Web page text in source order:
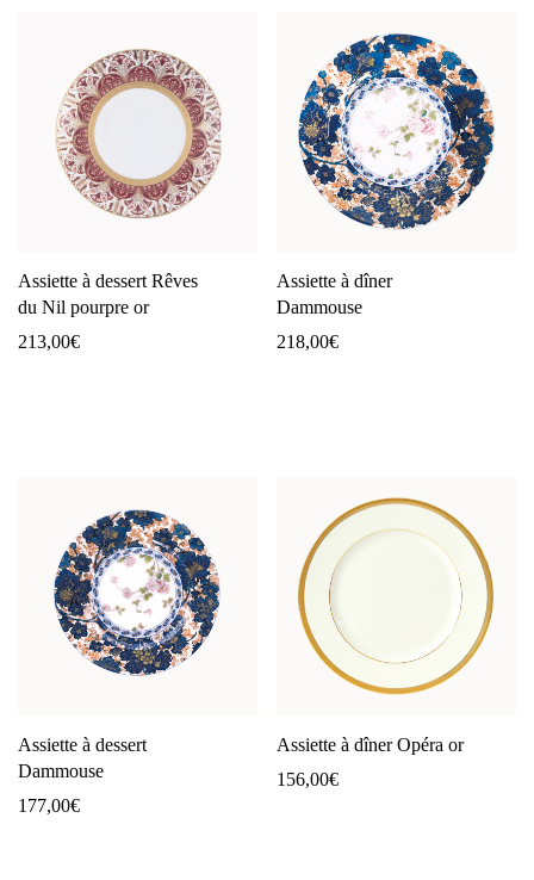
Assiette à dessert Rêves
du Nil pourpre or
213,00€
Assiette à dîner
Dammouse
218,00€
Assiette à dessert
Dammouse
177,00€
Assiette à dîner Opéra or
156,00€